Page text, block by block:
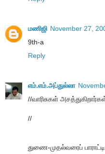
மணிஜி November 27,
9th-a
Reply
எம்.எம்.அப்துல்லா
//வாரிசுகள்
//
துணை-முதல்வரைப்